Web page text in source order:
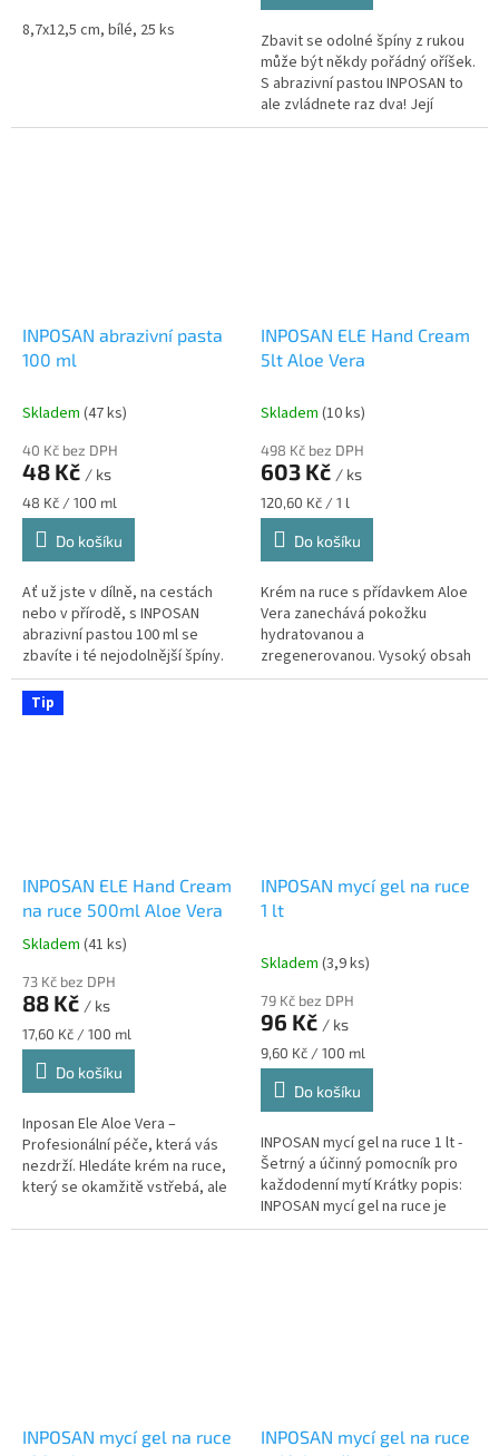
8,7x12,5 cm, bílé, 25 ks
hvězdiček.
Zbavit se odolné špíny z rukou
může být někdy pořádný oříšek.
S abrazivní pastou INPOSAN to
ale zvládnete raz dva! Její
speciální složení s abrazivními
INPOSAN abrazivní pasta
100 ml
Skladem (47 ks)
40 Kč bez DPH
48 Kč / ks
Měrná
cena:
48 Kč / 100 ml
Do košíku
Ať už jste v dílně, na cestách
nebo v přírodě, s INPOSAN
abrazivní pastou 100 ml se
zbavíte i té nejodolnější špíny.
Šikovné cestovní balení se
vejde do každé brašny a zajistí...
INPOSAN ELE Hand Cream
5lt Aloe Vera
Skladem (10 ks)
498 Kč bez DPH
603 Kč / ks
Měrná
cena:
120,60 Kč / 1 l
Do košíku
Krém na ruce s přídavkem Aloe
Vera zanechává pokožku
hydratovanou a
zregenerovanou. Vysoký obsah
zvláčňujících složek.
Tip
INPOSAN ELE Hand Cream
na ruce 500ml Aloe Vera
Průměrné
produktu
je
4,5
z
hvězdiček.
Skladem (41 ks)
73 Kč bez DPH
88 Kč / ks
Měrná
cena:
17,60 Kč / 100 ml
Do košíku
Inposan Ele Aloe Vera –
Profesionální péče, která vás
nezdrží. Hledáte krém na ruce,
který se okamžitě vstřebá, ale
kombinuje sílu zklidňující...
INPOSAN mycí gel na ruce
1 lt
Skladem (3,9 ks)
79 Kč bez DPH
96 Kč / ks
Měrná
cena:
9,60 Kč / 100 ml
Do košíku
INPOSAN mycí gel na ruce 1 lt -
Šetrný a účinný pomocník pro
každodenní mytí Krátky popis:
INPOSAN mycí gel na ruce je
ideální volbou pro všechny,
INPOSAN mycí gel na ruce
INPOSAN mycí gel na ruce